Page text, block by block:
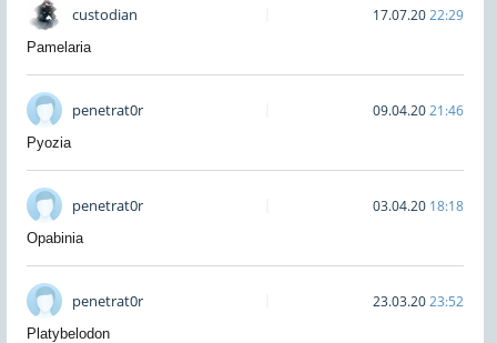
custodian 17.07.2022:29
Pamelaria
penetrat0r 09.04.2021:46
Pyozia
penetrat0r 03.04.20 18:18
Opabinia
penetrat0r 23.03.2023:52
Platybelodon